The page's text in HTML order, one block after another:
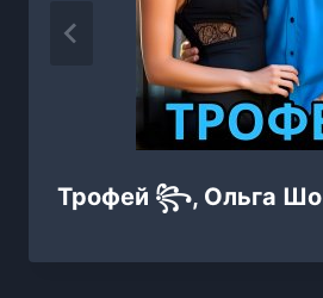
Трофей ꧂, Ольга Шо